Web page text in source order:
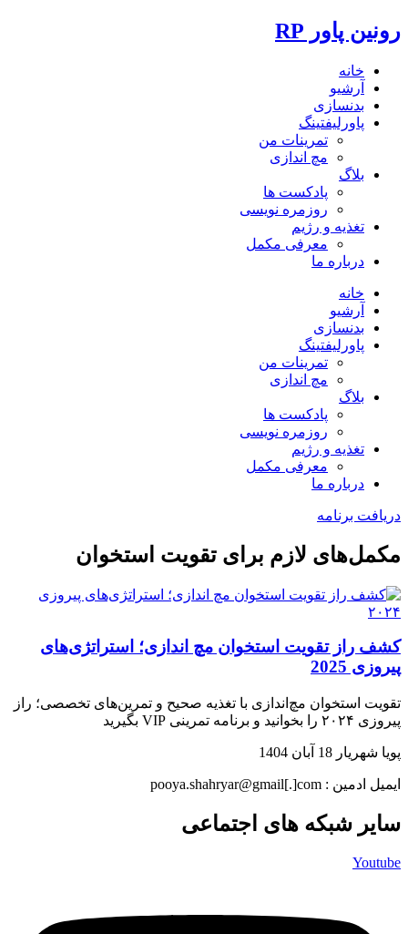
رونین پاور RP
خانه
آرشیو
بدنسازی
پاورلیفتینگ
تمرینات من
مچ اندازی
بلاگ
پادکست ها
روزمره نویسی
تغذیه و رژیم
معرفی مکمل
درباره ما
خانه
آرشیو
بدنسازی
پاورلیفتینگ
تمرینات من
مچ اندازی
بلاگ
پادکست ها
روزمره نویسی
تغذیه و رژیم
معرفی مکمل
درباره ما
دریافت برنامه
مکمل‌های لازم برای تقویت استخوان
کشف راز تقویت استخوان مچ اندازی؛ استراتژی‌های
پیروزی 2025
تقویت استخوان مچ‌اندازی با تغذیه صحیح و تمرین‌های تخصصی؛ راز
پیروزی ۲۰۲۴ را بخوانید و برنامه تمرینی VIP بگیرید
پویا شهریار 18 آبان 1404
ایمیل ادمین : pooya.shahryar@gmail[.]com
سایر شبکه های اجتماعی
Youtube